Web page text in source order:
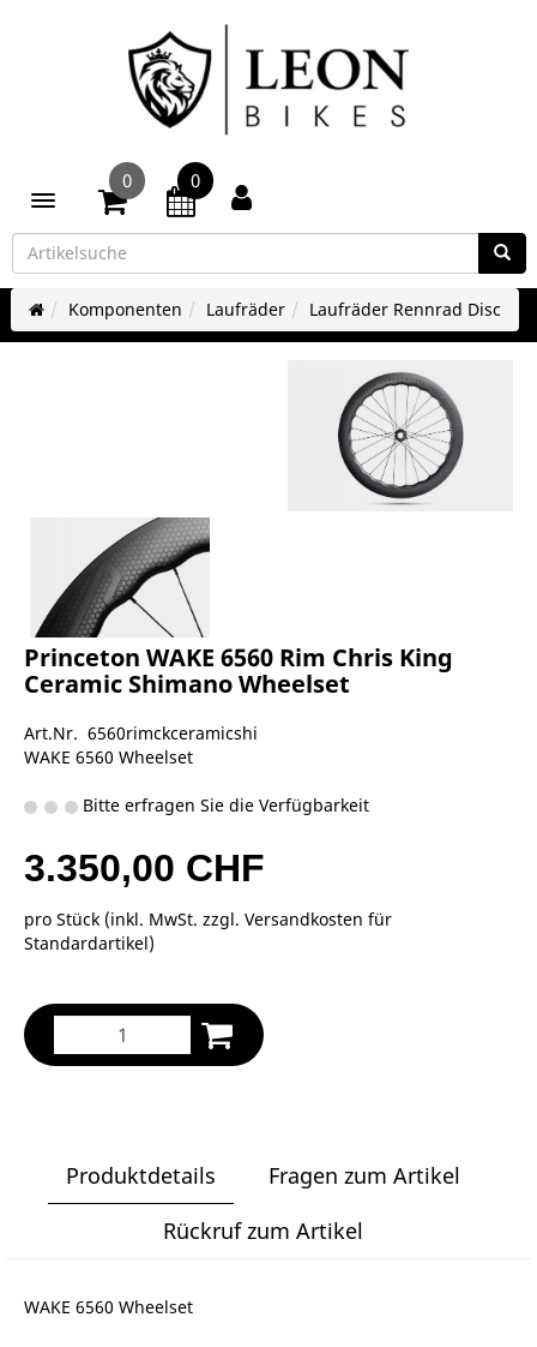
Toggle navigation
0 0
Komponenten Laufräder Laufräder Rennrad Disc
Princeton WAKE 6560 Rim Chris King
Ceramic Shimano Wheelset
Art.Nr. 6560rimckceramicshi
WAKE 6560 Wheelset
Bitte erfragen Sie die Verfügbarkeit
3.350,00 CHF
pro Stück (inkl. MwSt. zzgl. Versandkosten für
Standardartikel)
Produktdetails
Fragen zum Artikel
Rückruf zum Artikel
WAKE 6560 Wheelset